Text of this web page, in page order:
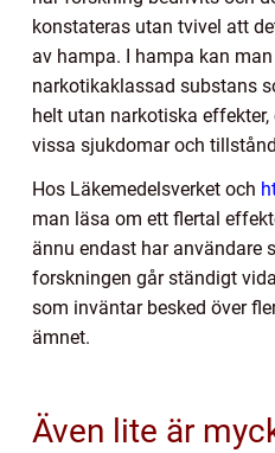
konstateras utan tvivel att
av hampa. I hampa kan
narkotikaklassad substans
helt utan narkotiska
vissa sjukdomar och
Hos Läkemedelsverket och
man läsa om ett flertal
ännu endast har användare
forskningen går ständigt
som inväntar besked över
ämnet.
Även lite är